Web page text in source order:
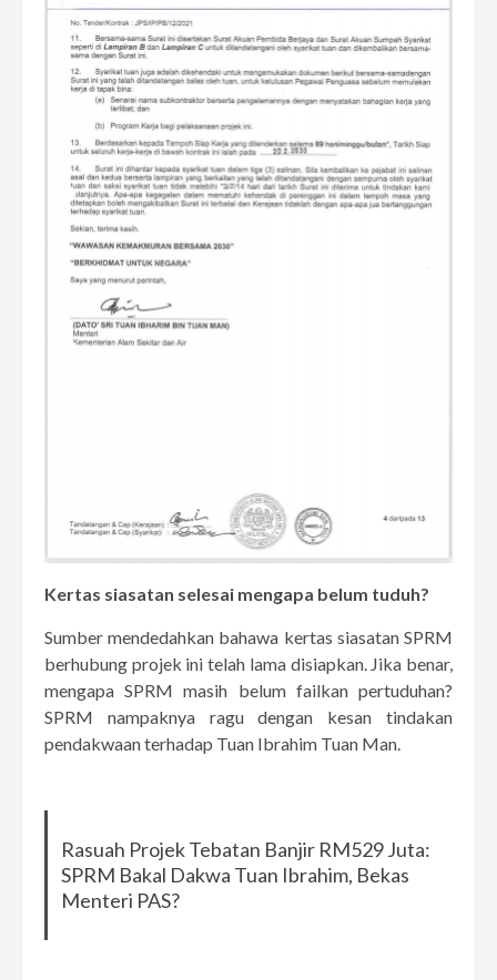
Kertas siasatan selesai mengapa belum tuduh?
Sumber mendedahkan bahawa kertas siasatan SPRM
berhubung projek ini telah lama disiapkan. Jika benar,
mengapa SPRM masih belum failkan pertuduhan?
SPRM nampaknya ragu dengan kesan tindakan
pendakwaan terhadap Tuan Ibrahim Tuan Man.
Rasuah Projek Tebatan Banjir RM529 Juta:
SPRM Bakal Dakwa Tuan Ibrahim, Bekas
Menteri PAS?